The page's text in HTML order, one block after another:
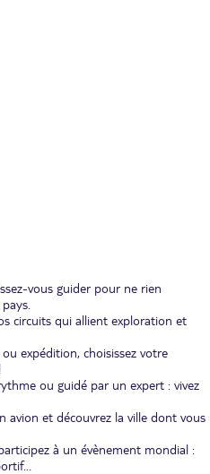
vous guider pour ne rien
circuits qui allient exploration et
expédition, choisissez votre
ou guidé par un expert : vivez
avion et découvrez la ville dont vous
à un évènement mondial :